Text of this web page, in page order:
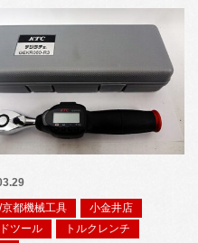
京都機械工具
小金井店
ツール
トルクレンチ